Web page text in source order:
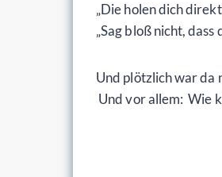
„Die holen dich
„Sag bloß nicht,
Und plötzlich war da
Und vor allem: Wie